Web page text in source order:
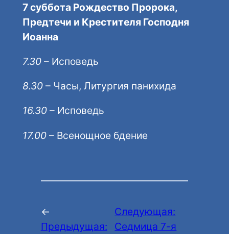
7 суббота Рождество Пророка,
Предтечи и Крестителя Господня
Иоанна
7.30– Исповедь
8.30– Часы, Литургия панихида
16.30– Исповедь
17.00– Всенощное бдение
←
Предыдущая:
Следующая:
Седмица 7-я